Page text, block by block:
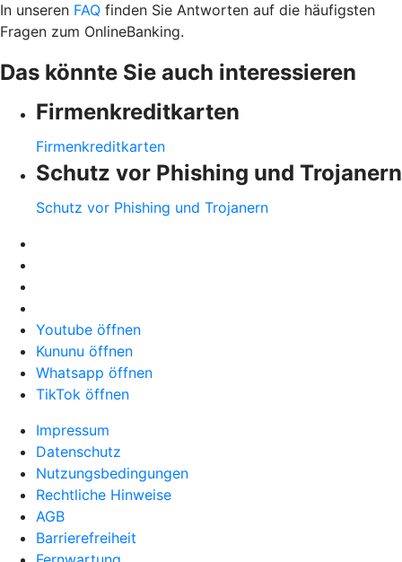
In unseren FAQ finden Sie Antworten auf die häufigsten
Fragen zum OnlineBanking.
Das könnte Sie auch interessieren
Firmenkreditkarten
Firmenkreditkarten
Schutz vor Phishing und Trojanern
Schutz vor Phishing und Trojanern
Youtube öffnen
Kununu öffnen
Whatsapp öffnen
TikTok öffnen
Impressum
Datenschutz
Nutzungsbedingungen
Rechtliche Hinweise
AGB
Barrierefreiheit